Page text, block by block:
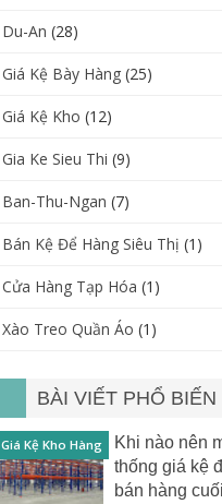
Du-An (28)
Giá Kệ Bày Hàng (25)
Giá Kệ Kho (12)
Gia Ke Sieu Thi (9)
Ban-Thu-Ngan (7)
Bán Kệ Để Hàng Siêu Thị (1)
Cửa Hàng Tạp Hóa (1)
Xào Treo Quần Áo (1)
BÀI VIẾT PHỔ BIẾN
Giá Kệ Kho Hàng
Khi nào nên
thống giá kệ
bán hàng